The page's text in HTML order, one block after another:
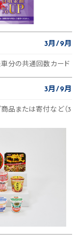
3月 9月
車分の共通回数カード
3月 9月
品または寄付など（3